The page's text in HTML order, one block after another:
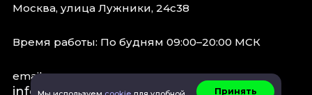
Москва, улица Лужники, 24с38
Время работы: По будням 09:00–20:00 МСК
email:
info@concert.moscow Принять